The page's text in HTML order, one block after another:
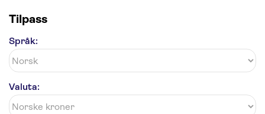
Tilpass
Språk:
Valuta: